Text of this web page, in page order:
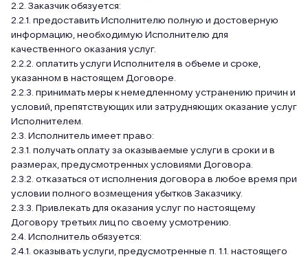
2.2. Заказчик обязуется:
2.2.1. предоставить Исполнителю полную и достоверную
информацию, необходимую Исполнителю для
качественного оказания услуг.
2.2.2. оплатить услуги Исполнителя в объеме и сроке,
указанном в настоящем Договоре.
2.2.3. принимать меры к немедленному устранению причин и
условий, препятствующих или затрудняющих оказание услуг
Исполнителем.
2.3. Исполнитель имеет право:
2.3.1. получать оплату за оказываемые услуги в сроки и в
размерах, предусмотренных условиями Договора.
2.3.2. отказаться от исполнения договора в любое время при
условии полного возмещения убытков Заказчику.
2.3.3. Привлекать для оказания услуг по настоящему
Договору третьих лиц по своему усмотрению.
2.4. Исполнитель обязуется:
2.4.1. оказывать услуги, предусмотренные п. 1.1. настоящего